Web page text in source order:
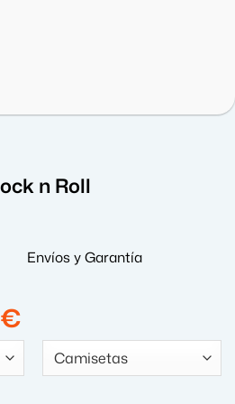
n Roll
Envíos y Garantía
€
precio
actual